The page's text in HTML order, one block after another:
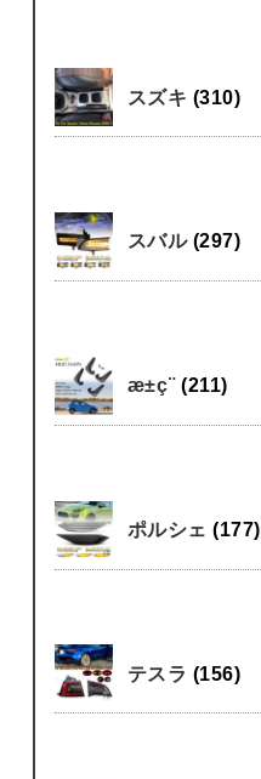
スズキ (310)
スバル (297)
æ±ç¨(211)
ポルシェ(177)
テスラ (156)